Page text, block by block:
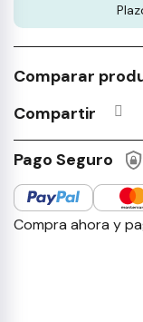
Comparar
Compartir
Pago Seguro
Compra ahora y